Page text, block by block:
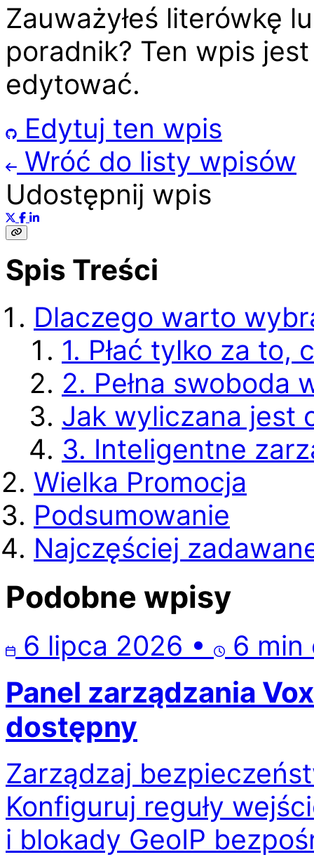
Zauważyłeś literówkę
poradnik? Ten wpis
edytować.
Edytuj ten wpis
Wróć do listy wpisów
Udostępnij wpis
Spis Treści
Dlaczego warto
1. Płać tylko za to,
2. Pełna swoboda
Jak wyliczana jest
3. Inteligentne
Wielka Promocja
Podsumowanie
Najczęściej
Podobne wpisy
6 lipca 2026 • 6 min
Panel zarządzania
dostępny
Zarządzaj
Konfiguruj reguły
i blokady GeoIP